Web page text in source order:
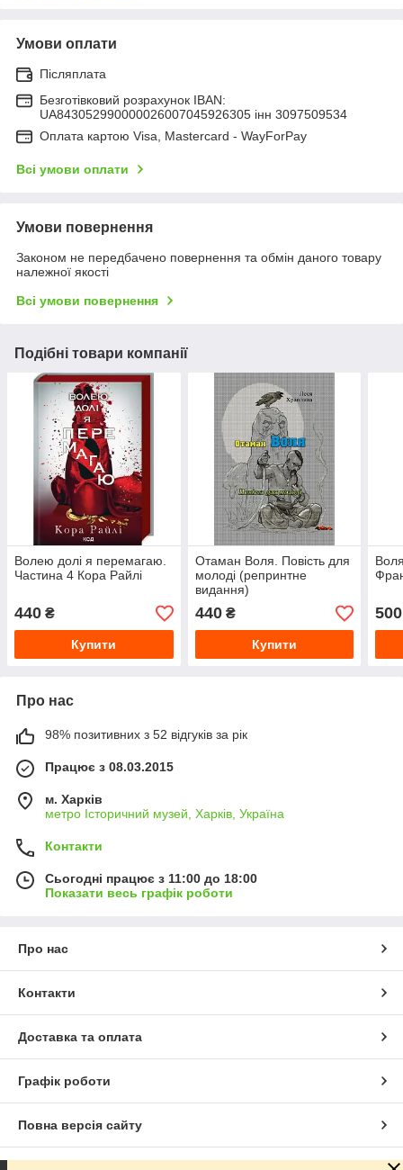
Умови оплати
Післяплата
Безготівковий розрахунок IBAN:
UA843052990000026007045926305 інн 3097509534
Оплата картою Visa, Mastercard - WayForPay
Всі умови оплати
Умови повернення
Законом не передбачено повернення та обмін даного товару
належної якості
Всі умови повернення
Подібні товари компанії
Волею долі я перемагаю.
Частина 4 Кора Райлі
440 ₴
Купити
Отаман Воля. Повість для
молоді (репринтне
видання)
440₴
Купити
500
Про нас
98% позитивних з 52 відгуків за рік
Працює з 08.03.2015
м. Харків
метро Історичний музей, Харків, Україна
Контакти
Сьогодні працює з 11:00 до 18:00
Показати весь графік роботи
Про нас
Контакти
Доставка та оплата
Графік роботи
Повна версія сайту